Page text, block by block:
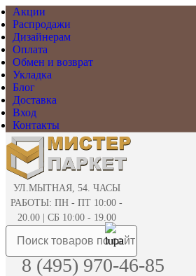
Акции
Распродажи
Дизайнерам
Оплата
Обмен и возврат
Укладка
Блог
Доставка
Вход
Контакты
УЛ.МЫТНАЯ, 54. ЧАСЫ
РАБОТЫ: ПН - ПТ 10:00 -
20.00 | СБ 10:00 - 19.00
8 (495) 970-46-85